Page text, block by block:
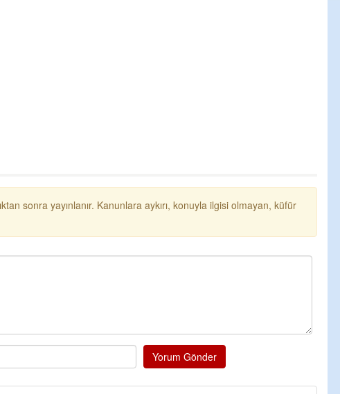
sonra yayınlanır. Kanunlara aykırı, konuyla ilgisi olmayan, küfür
Yorum Gönder